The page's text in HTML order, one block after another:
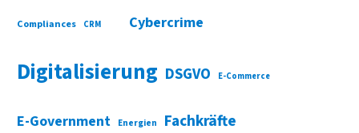
Compliances CRM Cybercrime
Digitalisierung DSGVO E-Commerce
E-Government Energien Fachkräfte